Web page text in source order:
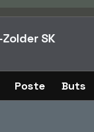
SK
Poste Buts